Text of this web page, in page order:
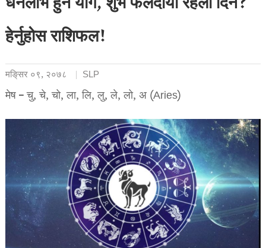
हेर्नुहोस राशिफल!
मङि्सर ०९, २०७८ SLP
मेष – चु, चे, चो, ला, लि, लु, ले, लो, अ (Aries)